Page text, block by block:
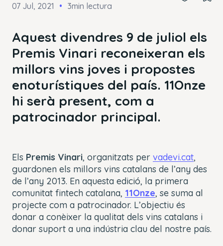
07 Jul, 2021
3min lectura
Aquest divendres 9 de juliol els
Premis Vinari reconeixeran els
millors vins joves i propostes
enoturístiques del país. 11Onze
hi serà present, com a
patrocinador principal.
Els Premis Vinari, organitzats per vadevi.cat,
guardonen els millors vins catalans de l’any des
de l’any 2013. En aquesta edició, la primera
comunitat fintech catalana, 11Onze, se suma al
projecte com a patrocinador. L’objectiu és
donar a conèixer la qualitat dels vins catalans i
donar suport a una indústria clau del nostre país.